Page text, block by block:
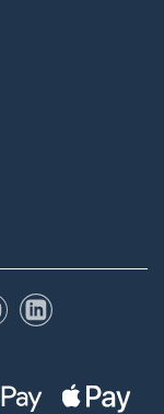
YouTubeLinkedIn